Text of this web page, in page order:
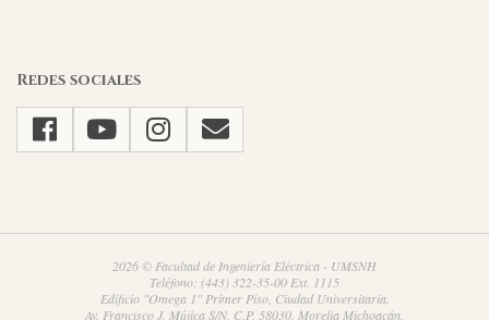
Redes sociales
2026 © Facultad de Ingeniería Eléctrica - UMSNH
Teléfono: (443) 322-35-00 Ext. 1115
Edificio "Omega 1" Primer Piso, Ciudad Universitaria.
Av. Francisco J. Mújica S/N, C.P. 58030, Morelia Michoacán.